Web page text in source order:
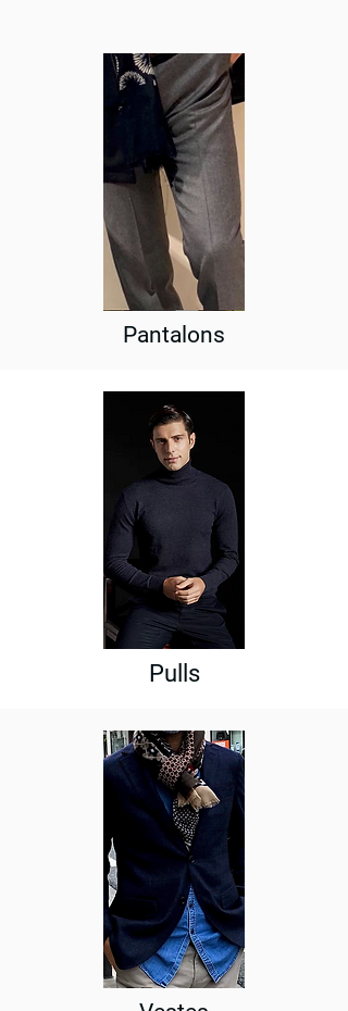
Pantalons
Pulls